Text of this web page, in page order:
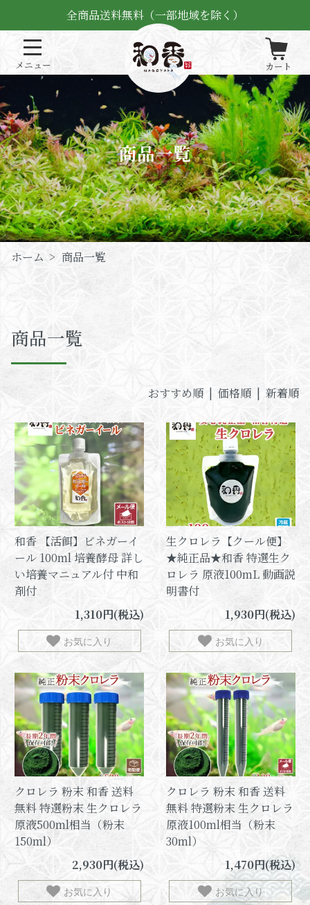
全商品送料無料（一部地域を除く）
商品一覧
ホーム > 商品一覧
商品一覧
おすすめ順 | 価格順| 新着順
和香 【活餌】ビネガーイ
ール 100ml 培養酵母 詳し
い培養マニュアル付 中和
剤付
1,310円(税込)
お気に入り
生クロレラ【クール便】
★純正品★和香 特選生ク
ロレラ 原液100mL 動画説
明書付
1,930円(税込)
お気に入り
クロレラ 粉末 和香 送料
無料 特選粉末 生クロレラ
原液500ml相当（粉末
150ml）
2,930円(税込)
お気に入り
クロレラ 粉末 和香 送料
無料 特選粉末 生クロレラ
原液100ml相当（粉末
30ml）
1,470円(税込)
お気に入り